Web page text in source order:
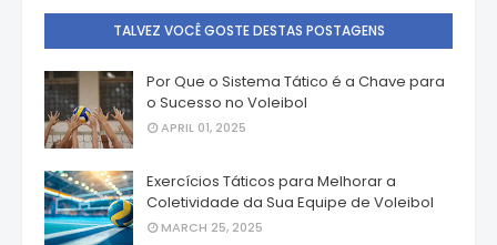
TALVEZ VOCÊ GOSTE DESTAS POSTAGENS
Por Que o Sistema Tático é a Chave para
o Sucesso no Voleibol
APRIL 01, 2025
Exercícios Táticos para Melhorar a
Coletividade da Sua Equipe de Voleibol
MARCH 25, 2025